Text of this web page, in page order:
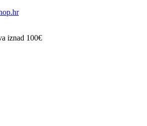
iznad 100€